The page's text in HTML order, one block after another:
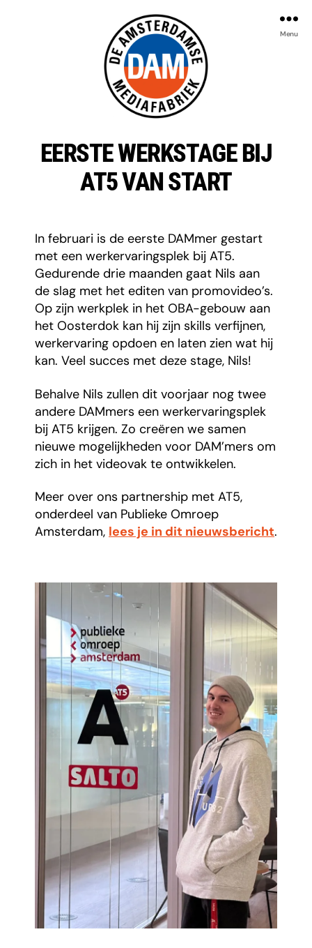
Amsterdamse
Mediafabriek
Menu
EERSTE WERKSTAGE BIJ
AT5 VAN START
In februari is de eerste DAMmer gestart
met een werkervaringsplek bij AT5.
Gedurende drie maanden gaat Nils aan
de slag met het editen van promovideo’s.
Op zijn werkplek in het OBA-gebouw aan
het Oosterdok kan hij zijn skills verfijnen,
werkervaring opdoen en laten zien wat hij
kan. Veel succes met deze stage, Nils!
Behalve Nils zullen dit voorjaar nog twee
andere DAMmers een werkervaringsplek
bij AT5 krijgen. Zo creëren we samen
nieuwe mogelijkheden voor DAM’mers om
zich in het videovak te ontwikkelen.
Meer over ons partnership met AT5,
onderdeel van Publieke Omroep
Amsterdam, lees je in dit nieuwsbericht.